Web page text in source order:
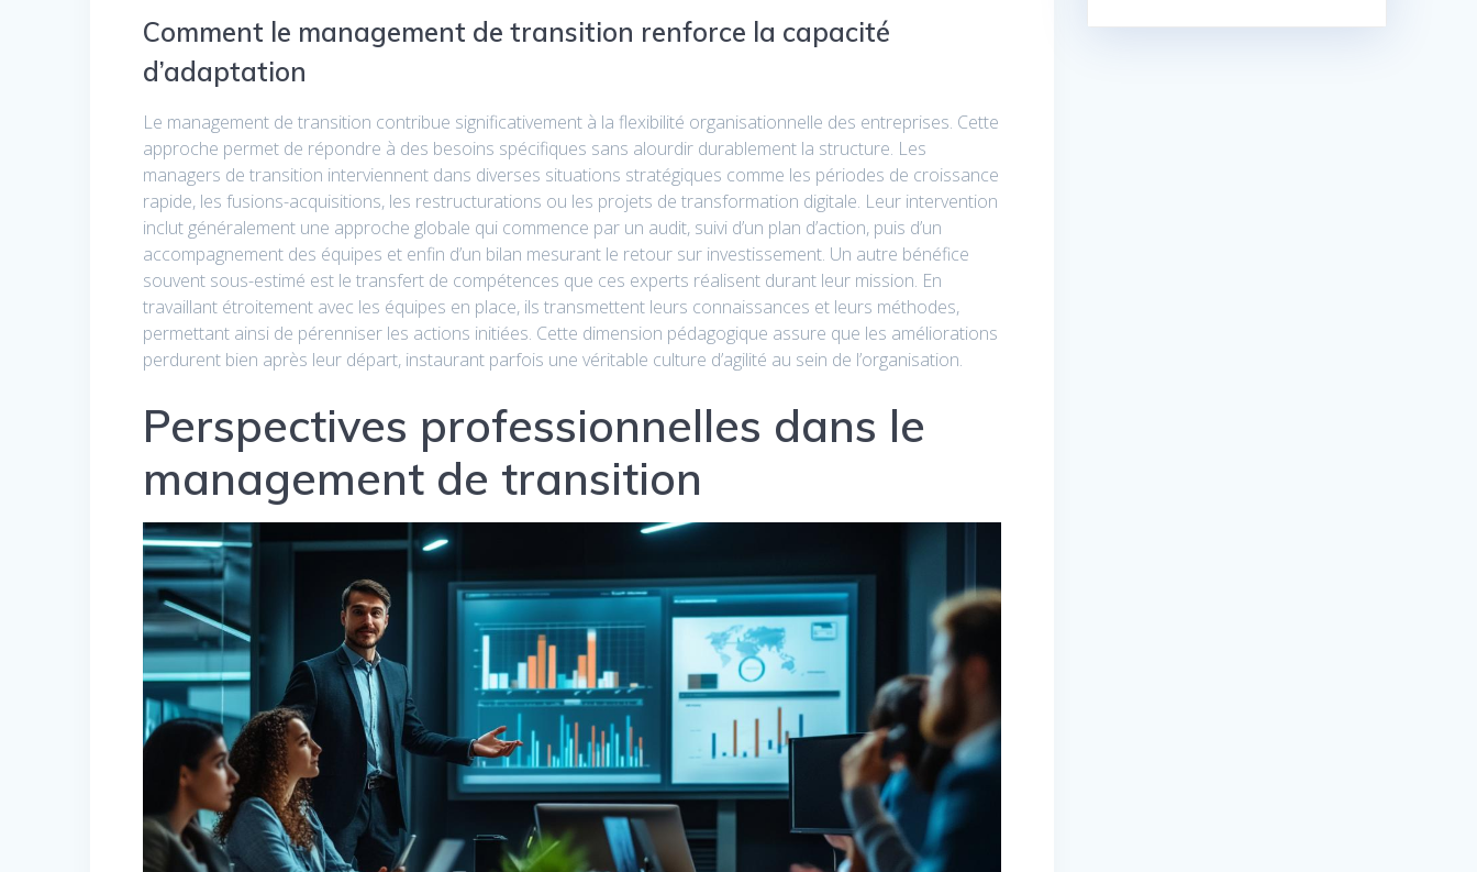
Comment le management de transition renforce la capacité
d’adaptation
Le management de transition contribue significativement à la flexibilité organisationnelle des entreprises. Cette
approche permet de répondre à des besoins spécifiques sans alourdir durablement la structure. Les
managers de transition interviennent dans diverses situations stratégiques comme les périodes de croissance
rapide, les fusions-acquisitions, les restructurations ou les projets de transformation digitale. Leur intervention
inclut généralement une approche globale qui commence par un audit, suivi d’un plan d’action, puis d’un
accompagnement des équipes et enfin d’un bilan mesurant le retour sur investissement. Un autre bénéfice
souvent sous-estimé est le transfert de compétences que ces experts réalisent durant leur mission. En
travaillant étroitement avec les équipes en place, ils transmettent leurs connaissances et leurs méthodes,
permettant ainsi de pérenniser les actions initiées. Cette dimension pédagogique assure que les améliorations
perdurent bien après leur départ, instaurant parfois une véritable culture d’agilité au sein de l’organisation.
Perspectives professionnelles dans le
management de transition